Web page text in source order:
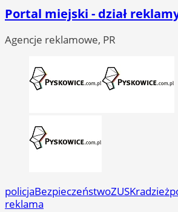
Portal miejski - dział
Agencje reklamowe, PR
policjaBezpieczeństwoZUSKradzież
reklama